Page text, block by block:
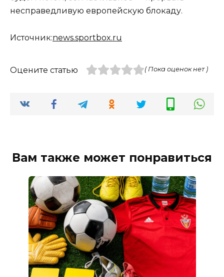
несправедливую европейскую блокаду.
Источник:news.sportbox.ru
Оцените статью ( Пока оценок нет )
Вам также может понравиться